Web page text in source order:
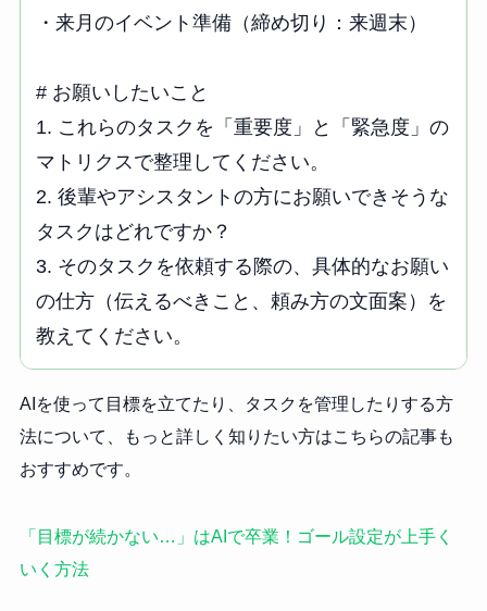
・来月のイベント準備（締め切り：来週末）
# お願いしたいこと
1. これらのタスクを「重要度」と「緊急度」の
マトリクスで整理してください。
2. 後輩やアシスタントの方にお願いできそうな
タスクはどれですか？
3. そのタスクを依頼する際の、具体的なお願い
の仕方（伝えるべきこと、頼み方の文面案）を
教えてください。
AIを使って目標を立てたり、タスクを管理したりする方
法について、もっと詳しく知りたい方はこちらの記事も
おすすめです。
「目標が続かない…」はAIで卒業！ゴール設定が上手く
いく方法